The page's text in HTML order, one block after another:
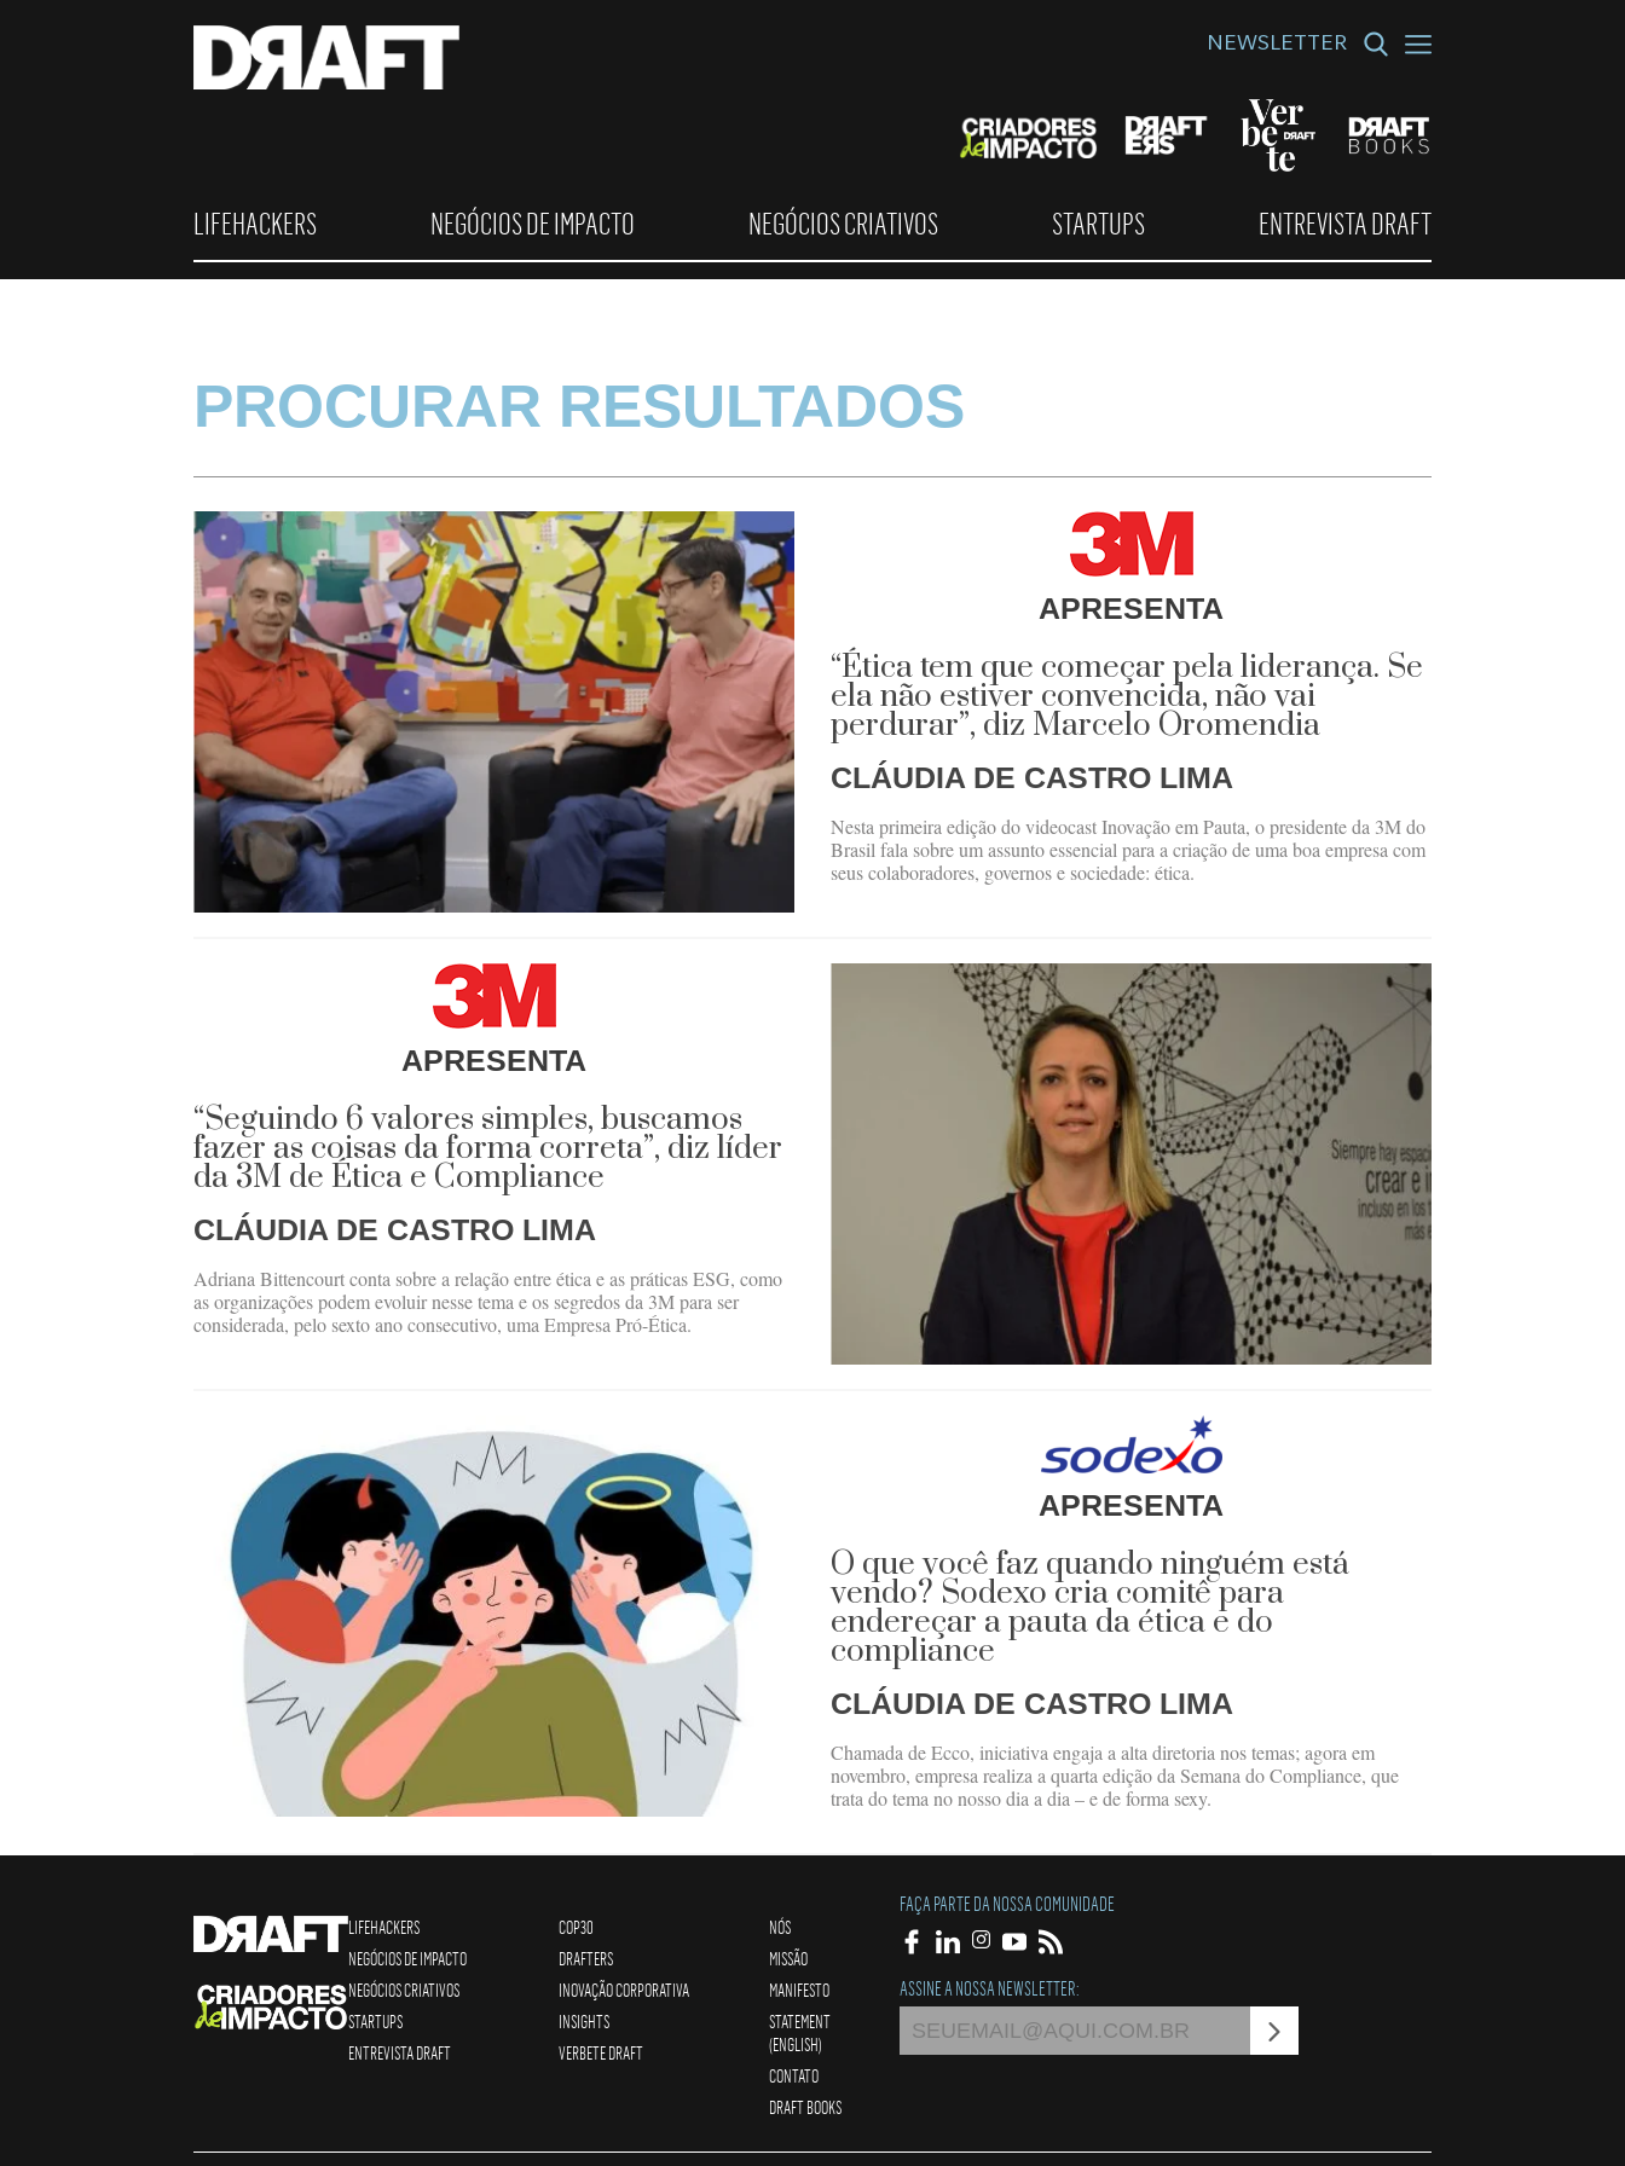
NEWSLETTER
LIFEHACKERS NEGÓCIOS DE IMPACTO NEGÓCIOS CRIATIVOS STARTUPS ENTREVISTA DRAFT
PROCURAR RESULTADOS
APRESENTA
“Ética tem que começar pela liderança. Se
ela não estiver convencida, não vai
perdurar”, diz Marcelo Oromendia
CLÁUDIA DE CASTRO LIMA
Nesta primeira edição do videocast Inovação em Pauta, o presidente da 3M do
Brasil fala sobre um assunto essencial para a criação de uma boa empresa com
seus colaboradores, governos e sociedade: ética.
APRESENTA
“Seguindo 6 valores simples, buscamos
fazer as coisas da forma correta”, diz líder
da 3M de Ética e Compliance
CLÁUDIA DE CASTRO LIMA
Adriana Bittencourt conta sobre a relação entre ética e as práticas ESG, como
as organizações podem evoluir nesse tema e os segredos da 3M para ser
considerada, pelo sexto ano consecutivo, uma Empresa Pró-Ética.
APRESENTA
O que você faz quando ninguém está
vendo? Sodexo cria comitê para
endereçar a pauta da ética e do
compliance
CLÁUDIA DE CASTRO LIMA
Chamada de Ecco, iniciativa engaja a alta diretoria nos temas; agora em
novembro, empresa realiza a quarta edição da Semana do Compliance, que
trata do tema no nosso dia a dia – e de forma sexy.
LIFEHACKERS
NEGÓCIOS DE IMPACTO
NEGÓCIOS CRIATIVOS
STARTUPS
ENTREVISTA DRAFT
COP30
DRAFTERS
INOVAÇÃO CORPORATIVA
INSIGHTS
VERBETE DRAFT
NÓS
MISSÃO
MANIFESTO
STATEMENT
(ENGLISH)
CONTATO
DRAFT BOOKS
FAÇA PARTE DA NOSSA COMUNIDADE
ASSINE A NOSSA NEWSLETTER: